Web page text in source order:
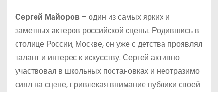
Сергей Майоров – один из самых ярких и
заметных актеров российской сцены. Родившись в
столице России, Москве, он уже с детства проявлял
талант и интерес к искусству. Сергей активно
участвовал в школьных постановках и неотразимо
сиял на сцене, привлекая внимание публики своей